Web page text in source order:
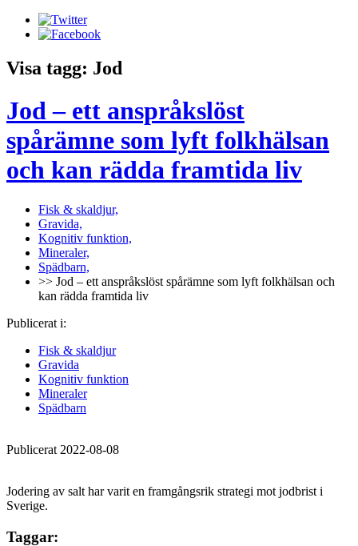
Visa tagg: Jod
Jod – ett anspråkslöst
spårämne som lyft folkhälsan
och kan rädda framtida liv
Fisk & skaldjur,
Gravida,
Kognitiv funktion,
Mineraler,
Spädbarn,
>> Jod – ett anspråkslöst spårämne som lyft folkhälsan och
kan rädda framtida liv
Publicerat i:
Fisk & skaldjur
Gravida
Kognitiv funktion
Mineraler
Spädbarn
Publicerat 2022-08-08
Jodering av salt har varit en framgångsrik strategi mot jodbrist i
Sverige.
Taggar: